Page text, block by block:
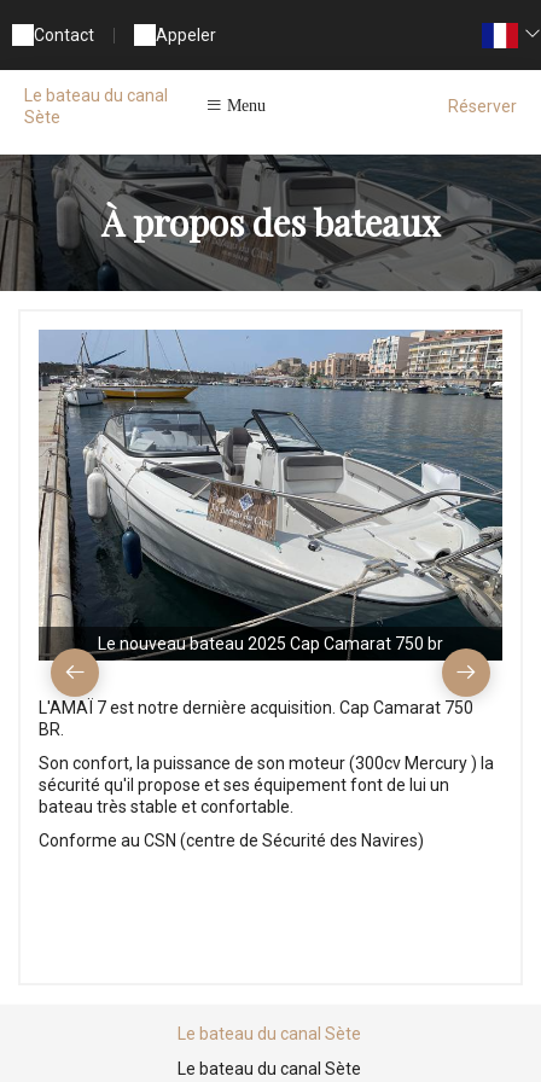
Contact Appeler
Le bateau du canal
Sète
Menu Réserver
À propos des bateaux
Le nouveau bateau 2025 Cap Camarat 750 br
L'AMAÏ 7 est notre dernière acquisition. Cap Camarat 750
BR.
Son confort, la puissance de son moteur (300cv Mercury ) la
sécurité qu'il propose et ses équipement font de lui un
bateau très stable et confortable.
Conforme au CSN (centre de Sécurité des Navires)
Le bateau du canal Sète
Le bateau du canal Sète